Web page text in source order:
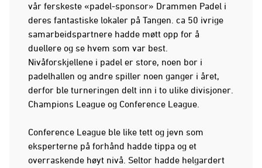
vår ferskeste «padel-sponsor» Drammen Padel i
deres fantastiske lokaler på Tangen. ca 50 ivrige
samarbeidspartnere hadde møtt opp for å
duellere og se hvem som var best.
Nivåforskjellene i padel er store, noen bor i
padelhallen og andre spiller noen ganger i året,
derfor ble turneringen delt inn i to ulike divisjoner.
Champions League og Conference League.
Conference League ble like tett og jevn som
eksperterne på forhånd hadde tippa og et
overraskende høyt nivå. Seltor hadde helgardert